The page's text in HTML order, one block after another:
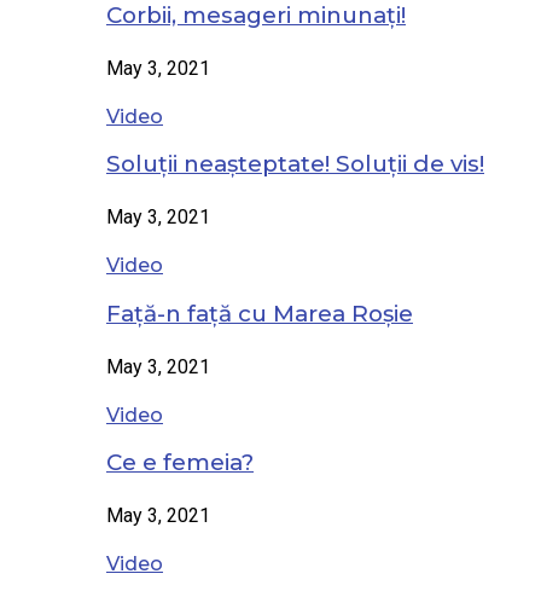
Corbii, mesageri minunați!
May 3, 2021
Video
Soluții neașteptate! Soluții de vis!
May 3, 2021
Video
Față-n față cu Marea Roșie
May 3, 2021
Video
Ce e femeia?
May 3, 2021
Video